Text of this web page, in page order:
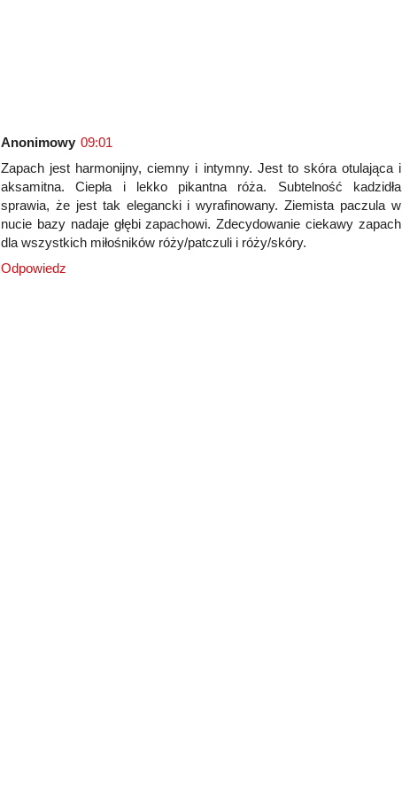
Anonimowy 09:01
Zapach jest harmonijny, ciemny i intymny. Jest to skóra otulająca i
aksamitna. Ciepła i lekko pikantna róża. Subtelność kadzidła
sprawia, że jest tak elegancki i wyrafinowany. Ziemista paczula w
nucie bazy nadaje głębi zapachowi. Zdecydowanie ciekawy zapach
dla wszystkich miłośników róży/patczuli i róży/skóry.
Odpowiedz